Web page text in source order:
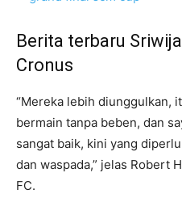
Berita terbaru
Cronus
“Mereka lebih diunggulkan,
bermain tanpa beben, dan
sangat baik, kini yang
dan waspada,” jelas Robert
FC.